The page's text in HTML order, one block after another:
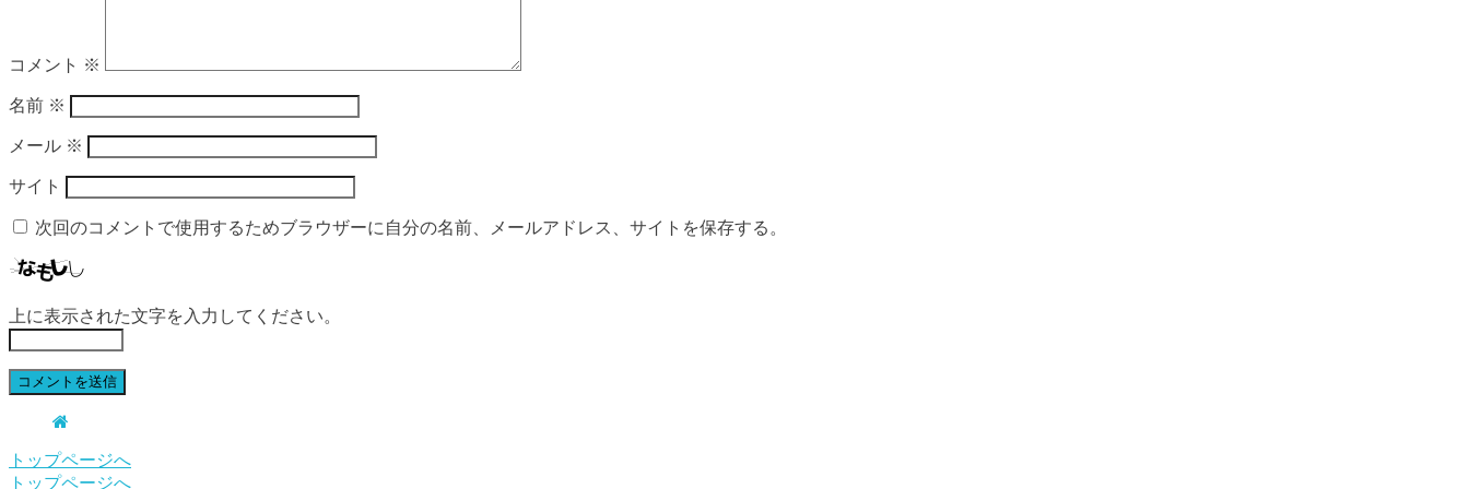
コメント ※
名前 ※
メール ※
サイト
次回のコメントで使用するためブラウザーに自分の名前、メールアドレス、サイトを保存する。
上に表示された文字を入力してください。
トップページへ
トップページへ